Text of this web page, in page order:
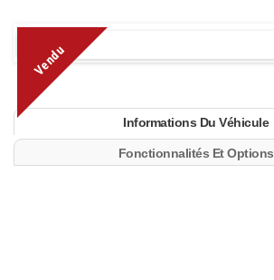
Vendu
Informations Du Véhicule
Fonctionnalités Et Options